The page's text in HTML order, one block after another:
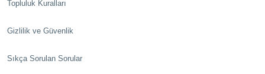
Topluluk Kuralları
Gizlilik ve Güvenlik
Sıkça Sorulan Sorular